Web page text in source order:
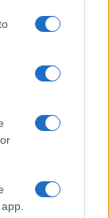
y
y otros